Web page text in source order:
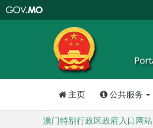
特
政
区
政
口
主页 公共服务
澳门特别行政区政府入口网站